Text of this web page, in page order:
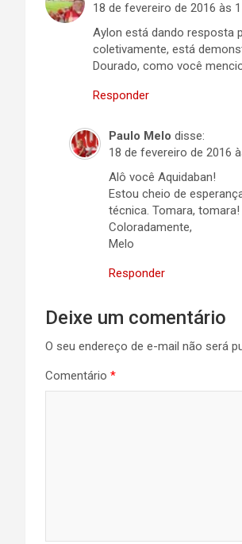
18 de fevereiro de 2016 às
Aylon está dando resposta
coletivamente, está
Dourado, como você
Responder
Paulo Melo disse:
18 de fevereiro de 2016
Alô você Aquidaban!
Estou cheio de
técnica. Tomara, tomara!
Coloradamente,
Melo
Responder
Deixe um comentário
O seu endereço de e-mail não será
Comentário *